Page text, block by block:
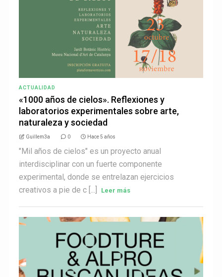
ACTUALIDAD
«1000 años de cielos». Reflexiones y
laboratorios experimentales sobre arte,
naturaleza y sociedad
Guillem3a 0 Hace 5 años
"Mil años de cielos" es un proyecto anual
interdisciplinar con un fuerte componente
experimental, donde se entrelazan ejercicios
creativos a pie de c [...]
Leer más